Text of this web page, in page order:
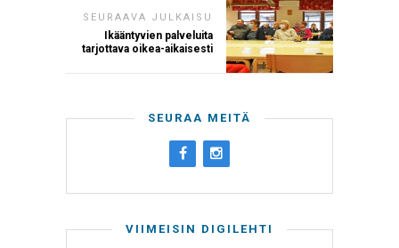
SEURAAVA JULKAISU
Ikääntyvien palveluita
tarjottava oikea-aikaisesti
SEURAA MEITÄ
VIIMEISIN DIGILEHTI